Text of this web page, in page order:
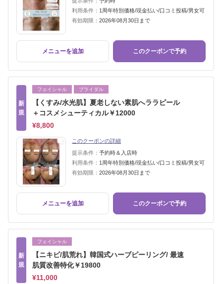
利用条件： 1周年特別価格/現金払い/口コミ投稿/男女可
有効期限： 2026年08月30日まで
メニューを追加 このクーポンで予約
新
規
フェイシャル ブライダル
【くすみ/水光肌】夏老しない素肌へララピール
＋コスメシューティカル￥12000
¥8,800
このクーポンの詳細
提示条件： 予約時＆入店時
利用条件： 1周年特別価格/現金払い/口コミ投稿/男女可
有効期限： 2026年08月30日まで
メニューを追加 このクーポンで予約
新
規
フェイシャル
【ニキビ/肌荒れ】韓国式ハーブピーリング/ 最速
肌質改善特化￥19800
¥11,000